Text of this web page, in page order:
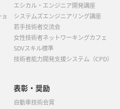
エシカル・エンジニア開発講座
システムズエンジニアリング講座
若手技術者交流会
女性技術者ネットワーキングカフェ
SDVスキル標準
技術者能力開発支援システム（CPD）
表彰・奨励
自動車技術会賞